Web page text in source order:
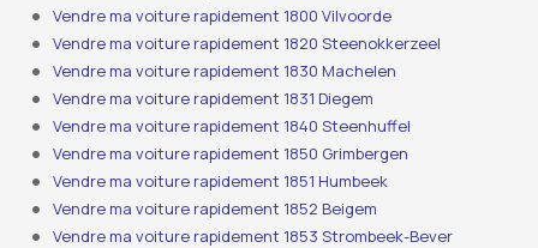
Vendre ma voiture rapidement 1800 Vilvoorde
Vendre ma voiture rapidement 1820 Steenokkerzeel
Vendre ma voiture rapidement 1830 Machelen
Vendre ma voiture rapidement 1831 Diegem
Vendre ma voiture rapidement 1840 Steenhuffel
Vendre ma voiture rapidement 1850 Grimbergen
Vendre ma voiture rapidement 1851 Humbeek
Vendre ma voiture rapidement 1852 Beigem
Vendre ma voiture rapidement 1853 Strombeek-Bever